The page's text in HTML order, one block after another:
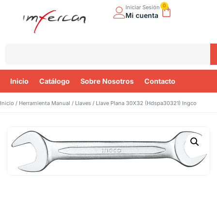
Iniciar Sesión
Mi cuenta
0
Inicio Catálogo Sobre Nosotros Contacto
Inicio / Herramienta Manual / Llaves / Llave Plana 30X32 (Hdspa30321) Ingco